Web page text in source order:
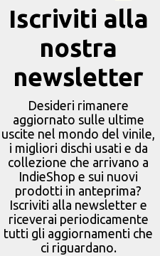
Iscriviti alla
nostra
newsletter
Desideri rimanere
aggiornato sulle ultime
uscite nel mondo del vinile,
i migliori dischi usati e da
collezione che arrivano a
IndieShop e sui nuovi
prodotti in anteprima?
Iscriviti alla newsletter e
riceverai periodicamente
tutti gli aggiornamenti che
ci riguardano.